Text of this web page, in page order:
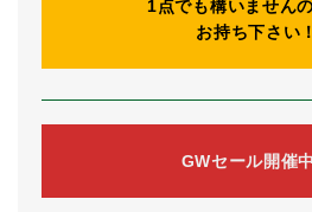
1点でも構いません
お持ち下さい
GWセール開催